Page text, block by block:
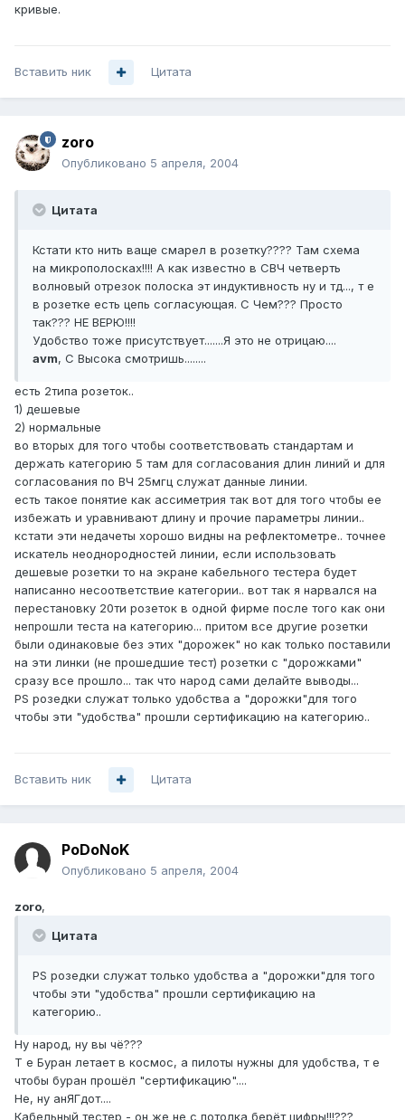
кривые.
Вставить ник Цитата
zoro
Опубликовано 5 апреля, 2004
Цитата
Кстати кто нить ваще смарел в розетку???? Там схема
на микрополосках!!!! А как известно в СВЧ четверть
волновый отрезок полоска эт индуктивность ну и тд..., т е
в розетке есть цепь согласующая. С Чем??? Просто
так??? НЕ ВЕРЮ!!!!
Удобство тоже присутствует.......Я это не отрицаю....
avm, С Высока смотришь........
есть 2типа розеток..
1) дешевые
2) нормальные
во вторых для того чтобы соответствовать стандартам и
держать категорию 5 там для согласования длин линий и для
согласования по ВЧ 25мгц служат данные линии.
есть такое понятие как ассиметрия так вот для того чтобы ее
избежать и уравнивают длину и прочие параметры линии..
кстати эти недачеты хорошо видны на рефлектометре.. точнее
искатель неоднородностей линии, если использовать
дешевые розетки то на экране кабельного тестера будет
написанно несоответствие категории.. вот так я нарвался на
перестановку 20ти розеток в одной фирме после того как они
непрошли теста на категорию... притом все другие розетки
были одинаковые без этих "дорожек" но как только поставили
на эти линки (не прошедшие тест) розетки с "дорожками"
сразу все прошло... так что народ сами делайте выводы...
PS розедки служат только удобства а "дорожки"для того
чтобы эти "удобства" прошли сертификацию на категорию..
Вставить ник Цитата
PoDoNoK
Опубликовано 5 апреля, 2004
zoro,
Цитата
PS розедки служат только удобства а "дорожки"для того
чтобы эти "удобства" прошли сертификацию на
категорию..
Ну народ, ну вы чё???
Т е Буран летает в космос, а пилоты нужны для удобства, т е
чтобы буран прошёл "сертификацию"....
Не, ну анЯГдот....
Кабельный тестер - он же не с потолка берёт цифры!!!???